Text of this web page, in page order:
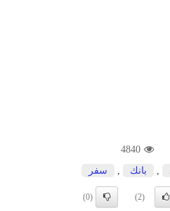
4840
بانك سفر
(2)
(0)